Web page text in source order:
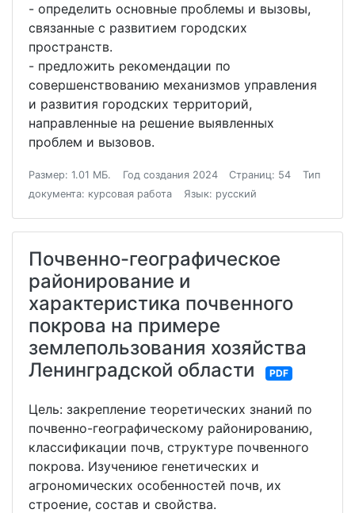
- определить основные проблемы и вызовы,
связанные с развитием городских
пространств.
- предложить рекомендации по
совершенствованию механизмов управления
и развития городских территорий,
направленные на решение выявленных
проблем и вызовов.
Размер: 1.01 МБ. Год создания 2024 Страниц: 54
Тип
документа: курсовая работа
Язык: русский
Почвенно-географическое
районирование и
характеристика почвенного
покрова на примере
землепользования хозяйства
Ленинградской области
PDF
Цель: закрепление теоретических знаний по
почвенно-географическому районированию,
классификации почв, структуре почвенного
покрова. Изучениюе генетических и
агрономических особенностей почв, их
строение, состав и свойства.